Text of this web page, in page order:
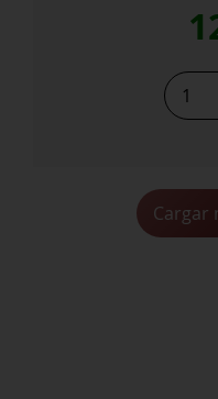
Juan
Gil
Cargar